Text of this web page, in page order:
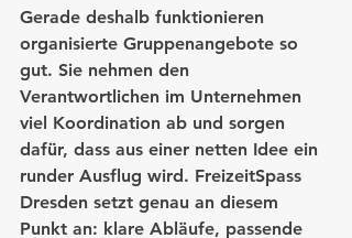
Gerade deshalb funktionieren
organisierte Gruppenangebote so
gut. Sie nehmen den
Verantwortlichen im Unternehmen
viel Koordination ab und sorgen
dafür, dass aus einer netten Idee ein
runder Ausflug wird. FreizeitSpass
Dresden setzt genau an diesem
Punkt an: klare Abläufe, passende